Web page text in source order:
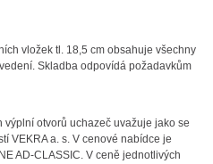
vložek tl. 18,5 cm obsahuje všechny
Skladba odpovídá požadavkům
otvorů uchazeč uvažuje jako se
VEKRA a. s. V cenové nabídce je
AD-CLASSIC. V ceně jednotlivých